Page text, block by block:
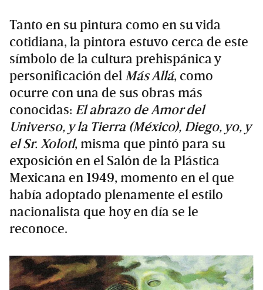
Tanto en su pintura como en su vida
cotidiana, la pintora estuvo cerca de este
símbolo de la cultura prehispánica y
personificación del Más Allá, como
ocurre con una de sus obras más
conocidas: El abrazo deAmor del
Universo, y la Tierra (México), Diego, yo, y
el Sr. Xolotl, misma que pintó para su
exposición en el Salón de la Plástica
Mexicana en 1949, momento en el que
había adoptado plenamente el estilo
nacionalista que hoy en día se le
reconoce.